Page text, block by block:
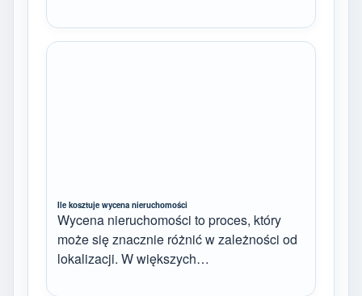
Ile kosztuje wycena nieruchomości
Wycena nieruchomości to proces, który
może się znacznie różnić w zależności od
lokalizacji. W większych…